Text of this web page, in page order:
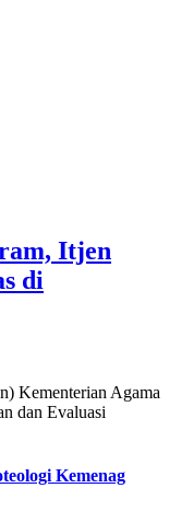
Itjen
di
Kementerian Agama
dan Evaluasi
Kemenag